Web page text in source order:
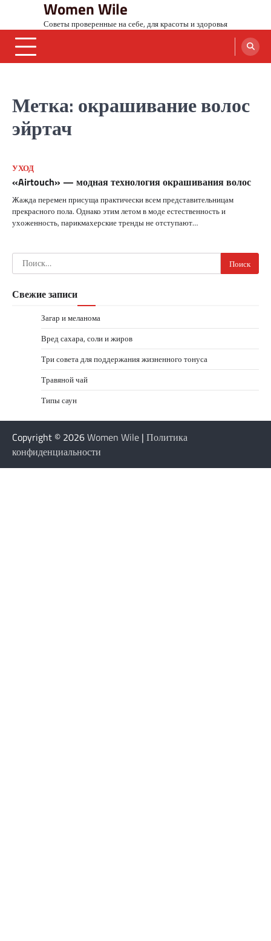
content
Women Wile
Советы проверенные на себе, для красоты и здоровья
Метка: окрашивание волос
эйртач
УХОД
«Airtouch» — модная технология окрашивания волос
Жажда перемен присуща практически всем представительницам
прекрасного пола. Однако этим летом в моде естественность и
ухоженность, парикмахерские тренды не отступают…
Найти:
Свежие записи
Загар и меланома
Вред сахара, соли и жиров
Три совета для поддержания жизненного тонуса
Травяной чай
Типы саун
Copyright © 2026Women Wile | Политика
конфиденциальности